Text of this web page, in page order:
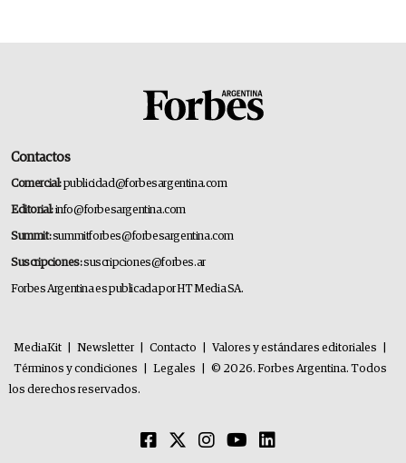
Contactos
Comercial:publicidad@forbesargentina.com
Editorial:info@forbesargentina.com
Summit:summitforbes@forbesargentina.com
Suscripciones:suscripciones@forbes.ar
Forbes Argentina es publicada por HT Media SA.
MediaKit Newsletter Contacto Valores y estándares editoriales
Términos y condiciones
Legales
© 2026. Forbes Argentina. Todos
los derechos reservados.